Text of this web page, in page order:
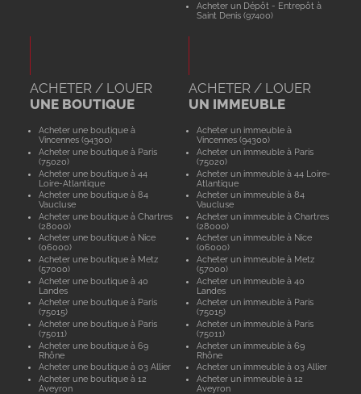
Acheter un Dépôt - Entrepôt à
Saint Denis (97400)
ACHETER / LOUER
UNE BOUTIQUE
Acheter une boutique à
Vincennes (94300)
Acheter une boutique à Paris
(75020)
Acheter une boutique à 44
Loire-Atlantique
Acheter une boutique à 84
Vaucluse
Acheter une boutique à Chartres
(28000)
Acheter une boutique à Nice
(06000)
Acheter une boutique à Metz
(57000)
Acheter une boutique à 40
Landes
Acheter une boutique à Paris
(75015)
Acheter une boutique à Paris
(75011)
Acheter une boutique à 69
Rhône
Acheter une boutique à 03 Allier
Acheter une boutique à 12
Aveyron
ACHETER / LOUER
UN IMMEUBLE
Acheter un immeuble à
Vincennes (94300)
Acheter un immeuble à Paris
(75020)
Acheter un immeuble à 44 Loire-
Atlantique
Acheter un immeuble à 84
Vaucluse
Acheter un immeuble à Chartres
(28000)
Acheter un immeuble à Nice
(06000)
Acheter un immeuble à Metz
(57000)
Acheter un immeuble à 40
Landes
Acheter un immeuble à Paris
(75015)
Acheter un immeuble à Paris
(75011)
Acheter un immeuble à 69
Rhône
Acheter un immeuble à 03 Allier
Acheter un immeuble à 12
Aveyron